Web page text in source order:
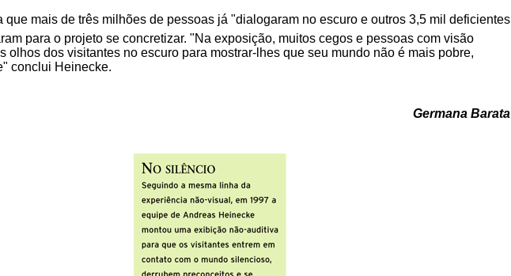
que mais de três milhões de pessoas já "dialogaram no escuro e outros 3,5 mil deficientes
para o projeto se concretizar. "Na exposição, muitos cegos e pessoas com visão
olhos dos visitantes no escuro para mostrar-lhes que seu mundo não é mais pobre,
conclui Heinecke.
Germana Barata